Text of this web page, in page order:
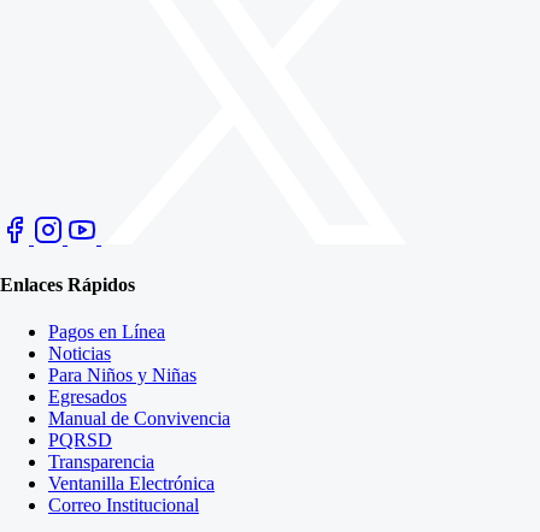
Enlaces Rápidos
Pagos en Línea
Noticias
Para Niños y Niñas
Egresados
Manual de Convivencia
PQRSD
Transparencia
Ventanilla Electrónica
Correo Institucional